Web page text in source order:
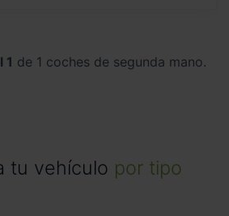
1 de 1 coches de segunda mano.
tu vehículo por tipo